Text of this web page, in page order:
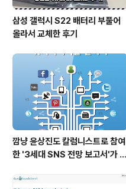
삼성 갤럭시 S22 배터리 부풀어
올라서 교체한 후기
깜냥 윤상진도 칼럼니스트로 참여
한 '3세대 SNS 전망 보고서'가 발